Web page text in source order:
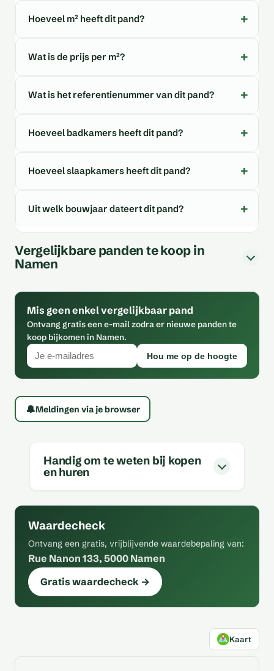
Hoeveel m² heeft dit pand?
Wat is de prijs per m²?
Wat is het referentienummer van dit pand?
Hoeveel badkamers heeft dit pand?
Hoeveel slaapkamers heeft dit pand?
Uit welk bouwjaar dateert dit pand?
Vergelijkbare panden te koop in
Namen
Mis geen enkel vergelijkbaar pand
Ontvang gratis een e-mail zodra er nieuwe panden te
koop bijkomen in Namen.
Hou me op de hoogte
🔔Meldingen via je browser
Handig om te weten bij kopen
en huren
Waardecheck
Ontvang een gratis, vrijblijvende waardebepaling van:
Rue Nanon 133, 5000 Namen
Gratis waardecheck →
Kaart